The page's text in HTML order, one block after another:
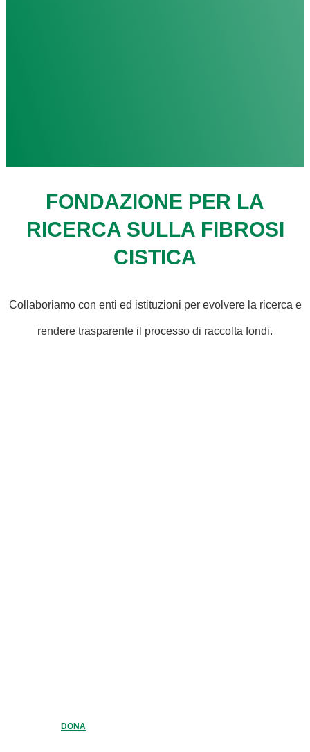
FONDAZIONE PER LA
RICERCA SULLA FIBROSI
CISTICA
Collaboriamo con enti ed istituzioni per evolvere la ricerca e
rendere trasparente il processo di raccolta fondi.
DONA